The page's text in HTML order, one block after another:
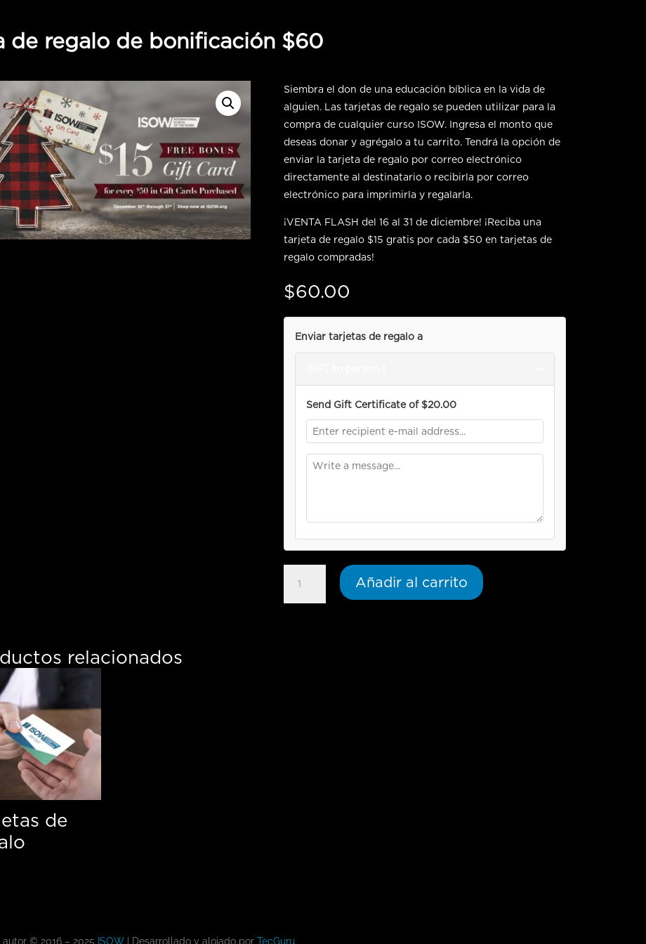
de regalo de bonificación $60
Siembra el don de una educación bíblica en la vida de
alguien. Las tarjetas de regalo se pueden utilizar para la
compra de cualquier curso ISOW. Ingresa el monto que
deseas donar y agrégalo a tu carrito. Tendrá la opción de
enviar la tarjeta de regalo por correo electrónico
directamente al destinatario o recibirla por correo
electrónico para imprimirla y regalarla.
¡VENTA FLASH del 16 al 31 de diciembre! ¡Reciba una
tarjeta de regalo $15 gratis por cada $50 en tarjetas de
regalo compradas!
$60.00
Enviar tarjetas de regalo a
Send Gift Certificate of $20.00
Bonus
Gift
Añadir al carrito
relacionados
de
autor © 2016 – 2025 ISOW | Desarrollado y alojado porTecGuru